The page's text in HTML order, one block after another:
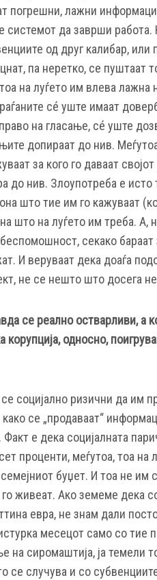
погрешни, лажни
да заврши работа.
од друг калибар, или
па неретко, се пуштаат
на луѓето им влева лажна
сé уште имаат
на гласање, сé уште
допираат до нив.
за кого го даваат својот
до нив. Злоупотреба е исто
што тие им го кажуваат
што на луѓето им треба. А,
секако
И веруваат дека доаѓа
не се нешто што досега
се реално остварливи, а
корупција, односно,
социјално ризични да им
се „продаваат“
е дека социјалната
проценти, меѓутоа, тоа на
буџет. И тоа не им
живеат. Ако земеме дека
евра, не знам дали
месецот само со тие
на сиромаштија, ја темели
се случува и со